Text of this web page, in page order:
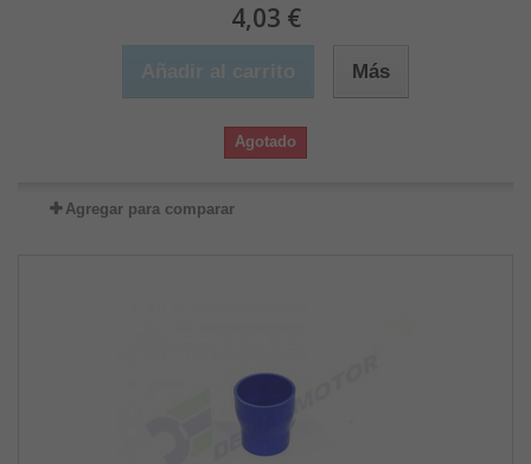
4,03 €
Más
Agotado
Agregar para comparar